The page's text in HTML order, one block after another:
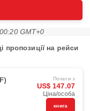
GMT+0
на рейси
Почати з
US$ 147.07
Ціна/особа
книга